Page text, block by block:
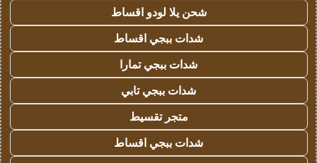
شحن يلا لودو اقساط
شدات ببجي اقساط
شدات ببجي تمارا
شدات ببجي تابي
متجر تقسيط
شدات ببجي اقساط